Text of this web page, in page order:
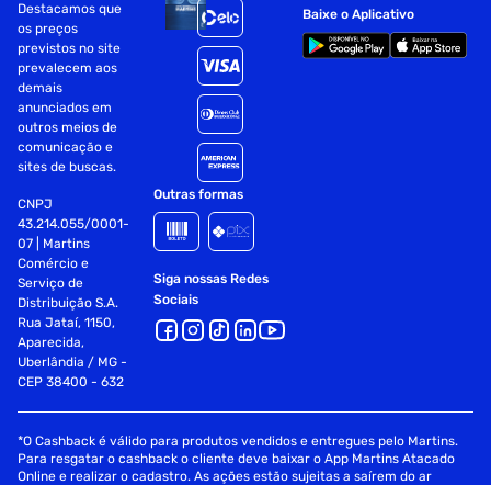
Destacamos que
os preços
previstos no site
prevalecem aos
demais
anunciados em
outros meios de
comunicação e
sites de buscas.
CNPJ
43.214.055/0001-
07 | Martins
Comércio e
Serviço de
Distribuição S.A.
Rua Jataí, 1150,
Aparecida,
Uberlândia / MG -
CEP 38400 - 632
Outras formas
Siga nossas Redes
Sociais
Baixe o Aplicativo
*O Cashback é válido para produtos vendidos e entregues pelo Martins.
Para resgatar o cashback o cliente deve baixar o App Martins Atacado
Online e realizar o cadastro. As ações estão sujeitas a saírem do ar